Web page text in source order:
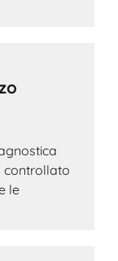
controllato
le